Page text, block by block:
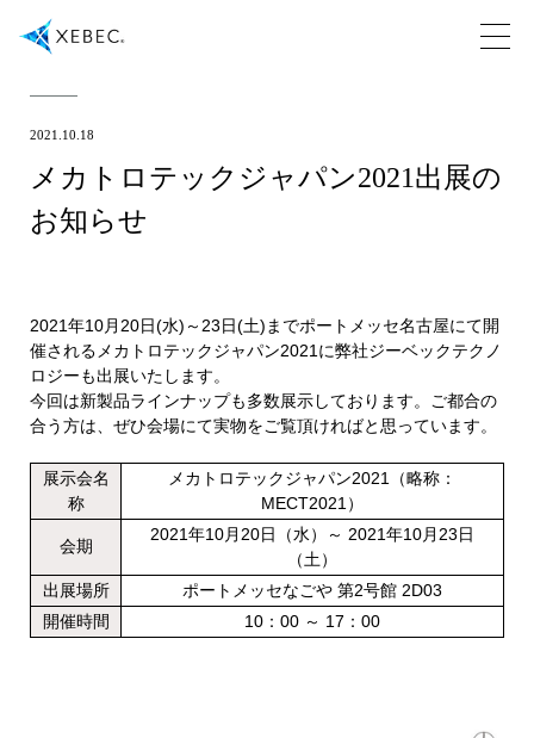
2021.10.18
メカトロテックジャパン2021出展の
お知らせ
2021年10月20日(水)～23日(土)までポートメッセ名古屋にて開
催されるメカトロテックジャパン2021に弊社ジーベックテクノ
ロジーも出展いたします。
今回は新製品ラインナップも多数展示しております。ご都合の
合う方は、ぜひ会場にて実物をご覧頂ければと思っています。
展示会名
称
メカトロテックジャパン2021（略称：
MECT2021）
会期
2021年10月20日（水）～ 2021年10月23日
（土）
出展場所
ポートメッセなごや 第2号館 2D03
開催時間
10：00 ～ 17：00